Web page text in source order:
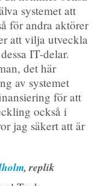
systemet att
för andra aktörer
att vilja utveckla
IT-delar.
det här
av systemet
för att
också i
jag säkert att är
, replik